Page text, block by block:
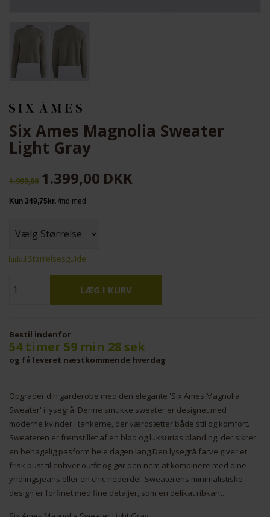
Six Ames Magnolia Sweater
Light Gray
1.999,00 1.399,00 DKK
Størrelsesguide
Bestil indenfor
54 timer 59 min 28 sek
og få leveret næstkommende hverdag
Opgrader din garderobe med den elegante 'Six Ames Magnolia
Sweater' i lysegrå. Denne smukke sweater er designet med
moderne kvinder i tankerne, der værdsætter både stil og komfort.
Sweateren er fremstillet af en blød og luksuriøs blanding, der sikrer
en behagelig pasform hele dagen lang.Den lysegrå farve giver et
frisk pust til enhver outfit og gør den nem at kombinere med dine
yndlingsjeans eller en chic nederdel. Sweaterens minimalistiske
design er forfinet med fine detaljer, som en delikat ribkant.